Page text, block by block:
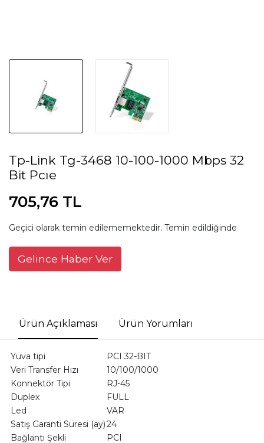
Tp-Link Tg-3468 10-100-1000 Mbps 32
Bit Pcıe
705,76 TL
Geçici olarak temin edilememektedir. Temin edildiğinde
Gelince Haber Ver
Ürün Açıklaması Ürün Yorumları
Yuva tipi
PCI 32-BIT
Veri Transfer Hızı
10/100/1000
Konnektör Tipi
RJ-45
Duplex
FULL
Led
VAR
Satış Garanti Süresi (ay)24
Bağlantı Şekli
PCI